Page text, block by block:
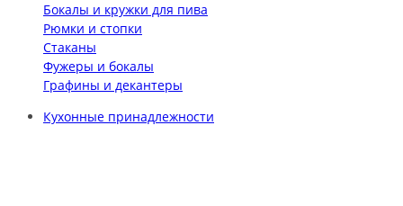
Бокалы и кружки для пива
Рюмки и стопки
Стаканы
Фужеры и бокалы
Графины и декантеры
Кухонные принадлежности